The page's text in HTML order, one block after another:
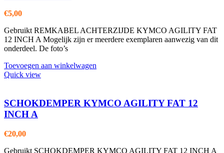
€5,00
Gebruikt REMKABEL ACHTERZIJDE KYMCO AGILITY FAT
12 INCH A Mogelijk zijn er meerdere exemplaren aanwezig van dit
onderdeel. De foto’s
Toevoegen aan winkelwagen
Quick view
SCHOKDEMPER KYMCO AGILITY FAT 12
INCH A
€20,00
Gebruikt SCHOKDEMPER KYMCO AGILITY FAT 12 INCH A